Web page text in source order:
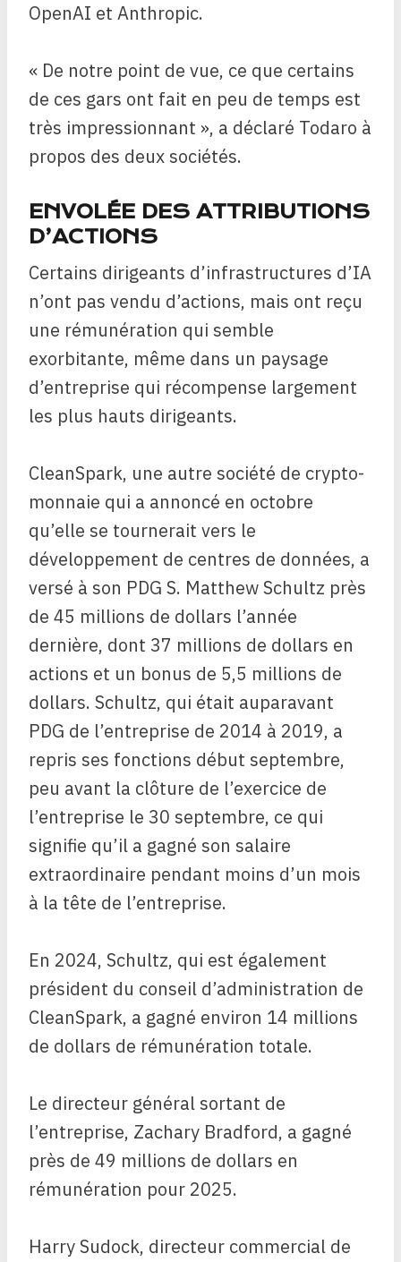
OpenAI et Anthropic.
« De notre point de vue, ce que certains
de ces gars ont fait en peu de temps est
très impressionnant », a déclaré Todaro à
propos des deux sociétés.
ENVOLÉE DES ATTRIBUTIONS
D’ACTIONS
Certains dirigeants d’infrastructures d’IA
n’ont pas vendu d’actions, mais ont reçu
une rémunération qui semble
exorbitante, même dans un paysage
d’entreprise qui récompense largement
les plus hauts dirigeants.
CleanSpark, une autre société de crypto-
monnaie qui a annoncé en octobre
qu’elle se tournerait vers le
développement de centres de données, a
versé à son PDG S. Matthew Schultz près
de 45 millions de dollars l’année
dernière, dont 37 millions de dollars en
actions et un bonus de 5,5 millions de
dollars. Schultz, qui était auparavant
PDG de l’entreprise de 2014 à 2019, a
repris ses fonctions début septembre,
peu avant la clôture de l’exercice de
l’entreprise le 30 septembre, ce qui
signifie qu’il a gagné son salaire
extraordinaire pendant moins d’un mois
à la tête de l’entreprise.
En 2024, Schultz, qui est également
président du conseil d’administration de
CleanSpark, a gagné environ 14 millions
de dollars de rémunération totale.
Le directeur général sortant de
l’entreprise, Zachary Bradford, a gagné
près de 49 millions de dollars en
rémunération pour 2025.
Harry Sudock, directeur commercial de